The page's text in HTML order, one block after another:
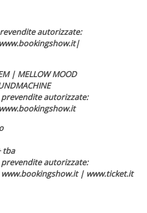
autorizzate:
| MELLOW MOOD
autorizzate:
tba
autorizzate:
| www.ticket.it